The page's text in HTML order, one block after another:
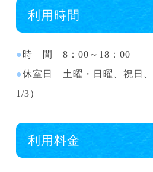
利用時間
●時 間 8：00～18：00
●休室日 土曜・日曜、祝日、
1/3）
利用料金